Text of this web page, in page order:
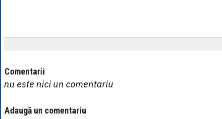
Comentarii
nu este nici un comentariu
Adaugă un comentariu